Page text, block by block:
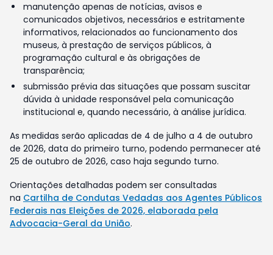
manutenção apenas de notícias, avisos e
comunicados objetivos, necessários e estritamente
informativos, relacionados ao funcionamento dos
museus, à prestação de serviços públicos, à
programação cultural e às obrigações de
transparência;
submissão prévia das situações que possam suscitar
dúvida à unidade responsável pela comunicação
institucional e, quando necessário, à análise jurídica.
As medidas serão aplicadas de 4 de julho a 4 de outubro
de 2026, data do primeiro turno, podendo permanecer até
25 de outubro de 2026, caso haja segundo turno.
Orientações detalhadas podem ser consultadas
na Cartilha de Condutas Vedadas aos Agentes Públicos
Federais nas Eleições de 2026, elaborada pela
Advocacia-Geral da União.